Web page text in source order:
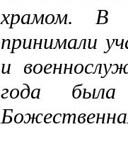
храмом. В
принимали
и
года была